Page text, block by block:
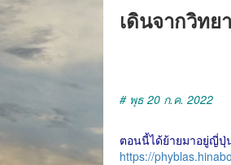
เดินจากวิทย
# พุธ 20 ก.ค. 2022
ตอนนี้ได้ย้ายมาอยู่ญี่ปุ่
https://